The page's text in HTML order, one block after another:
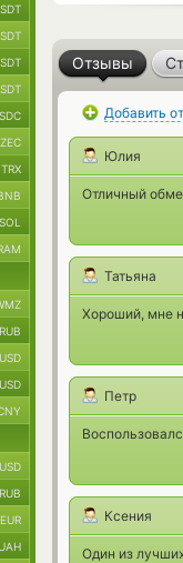
Отзывы
Добавить
Юлия
Отличный
Татьяна
Хороший, мне
Петр
Ксения
Один из
ZEC
TRX
SOL
RUB
USD
USD
USD
RUB
EUR